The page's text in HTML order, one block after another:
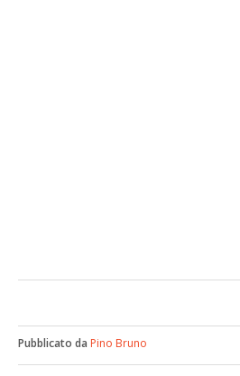
Pubblicato da Pino Bruno